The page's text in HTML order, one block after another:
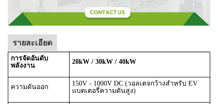
รายละเอียด
การจัดอันดับ
พลังงาน
20kW / 30kW / 40kW
ความดันออก
150V - 1000V DC (วอลเตจกว้างสําหรับ EV
แบตเตอรี่ความดันสูง)